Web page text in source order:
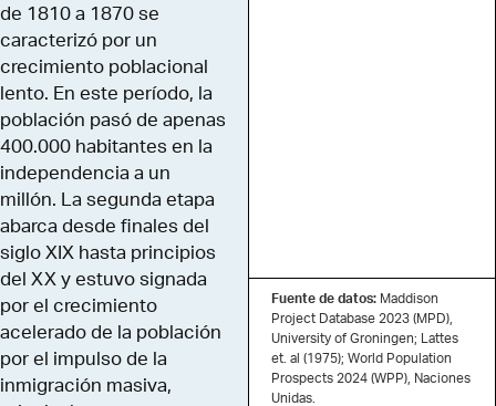
de 1810 a 1870 se
caracterizó por un
crecimiento poblacional
lento. En este período, la
población pasó de apenas
400.000 habitantes en la
independencia a un
millón. La segunda etapa
abarca desde finales del
siglo XIX hasta principios
del XX y estuvo signada
por el crecimiento
acelerado de la población
por el impulso de la
inmigración masiva,
Fuente de datos: Maddison
Project Database 2023 (MPD),
University of Groningen; Lattes
et. al (1975); World Population
Prospects 2024 (WPP), Naciones
Unidas.